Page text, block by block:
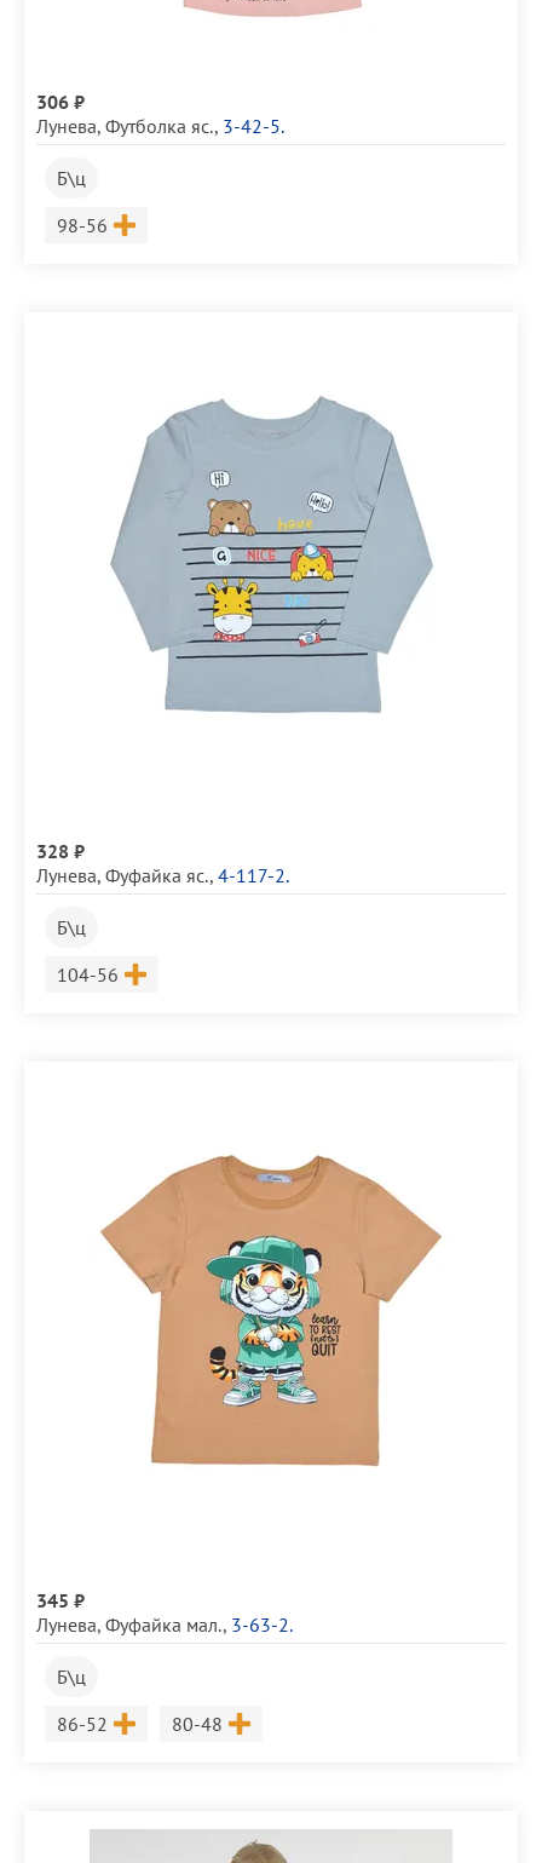
306 ₽
Лунева, Футболка яс., 3-42-5.
Б\ц
Размер
98-56
328 ₽
Лунева, Фуфайка яс., 4-117-2.
Б\ц
Размер
104-56
345 ₽
Лунева, Фуфайка мал., 3-63-2.
Б\ц
Размер
86-52 Размер
80-48